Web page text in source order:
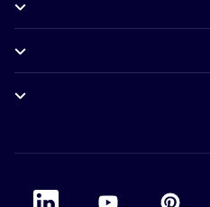
Accor Youtube
Linkedin